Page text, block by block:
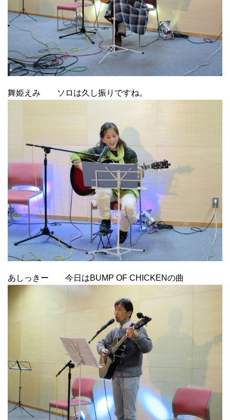
舞姫えみ ソロは久し振りですね。
あしっきー 今日はBUMP OF CHICKENの曲